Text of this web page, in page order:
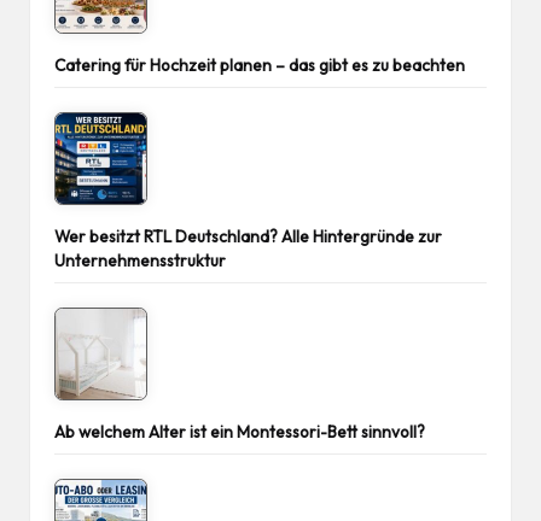
Catering für Hochzeit planen – das gibt es zu beachten
Wer besitzt RTL Deutschland? Alle Hintergründe zur
Unternehmensstruktur
Ab welchem Alter ist ein Montessori-Bett sinnvoll?